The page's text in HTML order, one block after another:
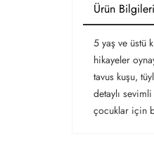
Ürün Bilgileri
5 yaş ve üstü
hikayeler
tavus kuşu,
detaylı
çocuklar için